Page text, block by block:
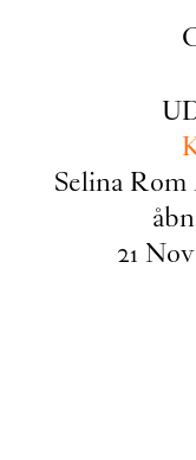
Selina
21 Nov